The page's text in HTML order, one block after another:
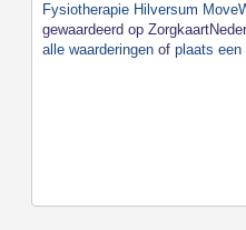
Fysiotherapie Hilversum
gewaardeerd op
alle waarderingen of plaats een